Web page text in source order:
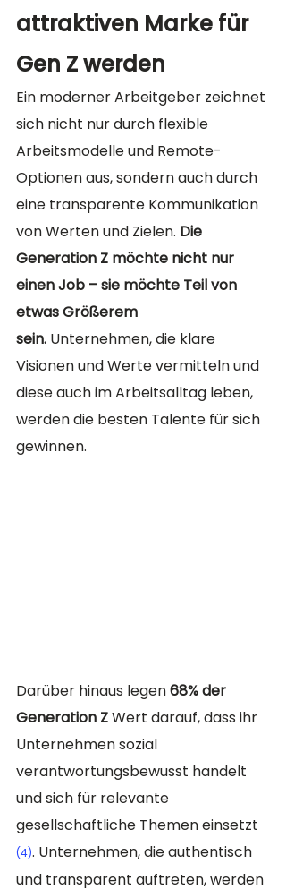
attraktiven Marke für
Gen Z werden
Ein moderner Arbeitgeber zeichnet
sich nicht nur durch flexible
Arbeitsmodelle und Remote-
Optionen aus, sondern auch durch
eine transparente Kommunikation
von Werten und Zielen. Die
Generation Z möchte nicht nur
einen Job – sie möchte Teil von
etwas Größerem
sein. Unternehmen, die klare
Visionen und Werte vermitteln und
diese auch im Arbeitsalltag leben,
werden die besten Talente für sich
gewinnen.
Darüber hinaus legen 68% der
Generation Z Wert darauf, dass ihr
Unternehmen sozial
verantwortungsbewusst handelt
und sich für relevante
gesellschaftliche Themen einsetzt​
(4). Unternehmen, die authentisch
und transparent auftreten, werden